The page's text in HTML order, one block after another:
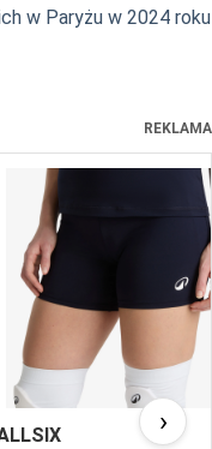
w Paryżu w 2024 roku
REKLAMA
›